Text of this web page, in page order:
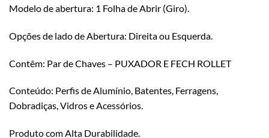
Modelo de abertura: 1 Folha de Abrir (Giro).
Opções de lado de Abertura: Direita ou Esquerda.
Contêm: Par de Chaves – PUXADOR E FECH ROLLET
Conteúdo: Perfis de Alumínio, Batentes, Ferragens,
Dobradiças, Vidros e Acessórios.
Produto com Alta Durabilidade.